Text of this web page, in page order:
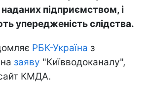
підприємством, і
упередженість слідства.
РБК-Україна з
заяву "Київводоканалу",
КМДА.